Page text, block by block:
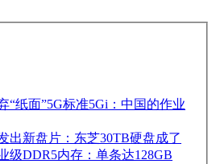
“纸面”5G标准5Gi：中国的作业
出新盘片：东芝30TB硬盘成了
级DDR5内存：单条达128GB